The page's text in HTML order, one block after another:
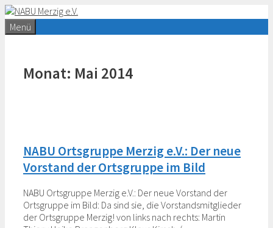
Zum
Inhalt
springen
Menü
Monat: Mai 2014
NABU Ortsgruppe Merzig e.V.: Der neue
Vorstand der Ortsgruppe im Bild
NABU Ortsgruppe Merzig e.V.: Der neue Vorstand der
Ortsgruppe im Bild: Da sind sie, die Vorstandsmitglieder
der Ortsgruppe Merzig! von links nach rechts: Martin